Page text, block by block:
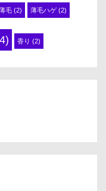
毛 (2) 薄毛ハゲ(2)
香り (2)